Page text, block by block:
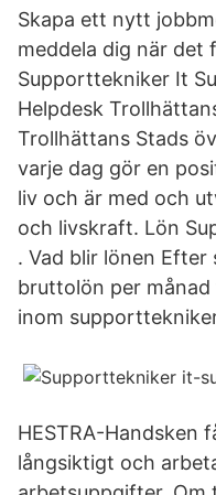
Skapa ett nytt
meddela dig när det
Supporttekniker It
Helpdesk
Trollhättans Stads
varje dag gör en
liv och är med och
och livskraft. Lön
. Vad blir lönen
bruttolön per
inom
HESTRA-Handsken
långsiktigt och